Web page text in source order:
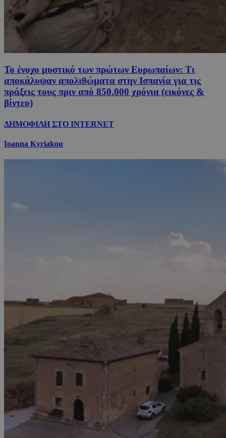
Το ένοχο μυστικό των πρώτων Ευρωπαίων: Τι
αποκάλυψαν απολιθώματα στην Ισπανία για τις
πράξεις τους πριν από 850.000 χρόνια (εικόνες &
βίντεο)
ΔΗΜΟΦΙΛΗ ΣΤΟ INTERNET
Ioanna Kyriakou